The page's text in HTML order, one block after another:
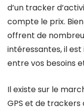
d’un tracker
compte le prix.
offrent de
intéressantes, il
entre vos besoins
Il existe sur le
GPS et de trackers